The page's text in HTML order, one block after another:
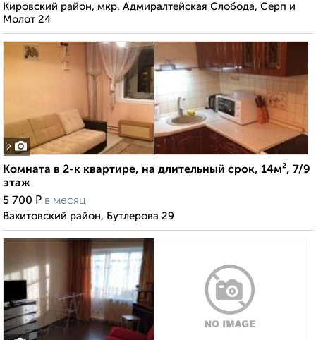
Кировский район, мкр. Адмиралтейская Слобода, Серп и
Молот 24
2
Комната в 2-к квартире, на длительный срок, 14м², 7/9
этаж
5 700 ₽ в месяц
Вахитовский район, Бутлерова 29